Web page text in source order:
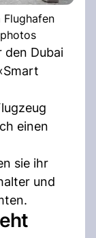
den Dubai
einen
sie ihr
und